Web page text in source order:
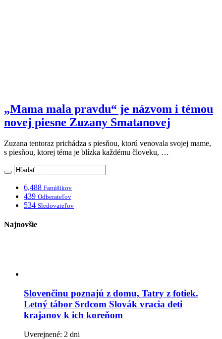
„Mama mala pravdu“ je názvom i témou
novej piesne Zuzany Smatanovej
Zuzana tentoraz prichádza s piesňou, ktorú venovala svojej mame,
s piesňou, ktorej téma je blízka každému človeku, …
6,488 Fanúšikov
439 Odberateľov
534 Sledovateľov
Najnovšie
Slovenčinu poznajú z domu, Tatry z fotiek.
Letný tábor Srdcom Slovák vracia deti
krajanov k ich koreňom
Uverejnené: 2 dni